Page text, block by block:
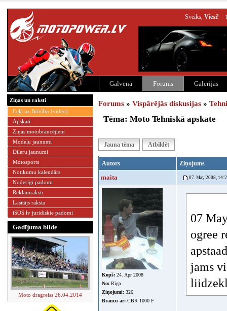
Sveiks, Viesi!
Galvenā Forums Galerijas
Ziņas un raksti
Ceļā uz Brīvību (video)
Apskati
Ziņas motobraucējiem
Modeļu jaunumi
Dīleru jaunumi
Motosports
Notikumu kalendārs
Noderīgi padomi
Reklāmraksti
Lasītājs raksta
iSOS.lv juridiskie padomi
Gadījuma bilde
Moto dragreiss 26.04.2014
Forums » Vispārējās diskusijas »
Tēma: Moto Tehniskā apskate
Jauna tēma Atbildēt
Autors Ziņojums
maita 07. May 2008,
Kopš: 24. Apr 2008
No: Rīga
Ziņojumi: 326
Braucu ar: CBR 1000 F
07
ogree
jams